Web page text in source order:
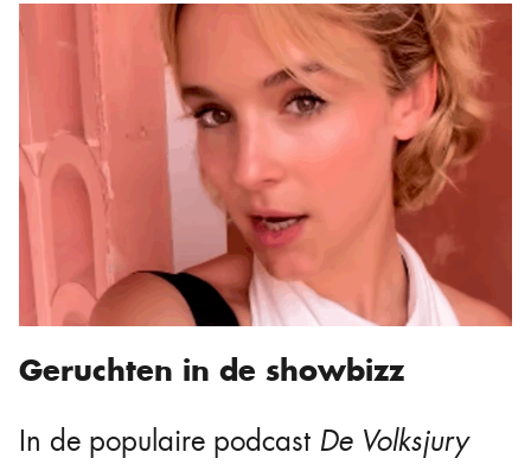
Geruchten in de showbizz
In de populaire podcast De Volksjury